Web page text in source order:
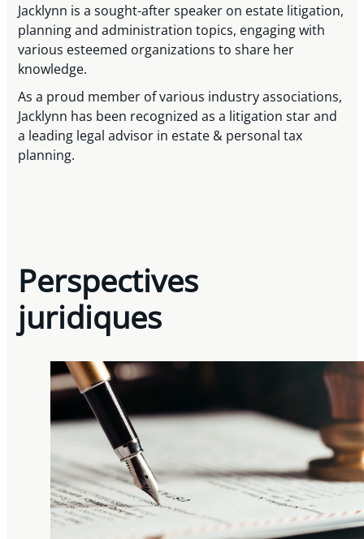
Jacklynn is a sought-after speaker on estate litigation,
planning and administration topics, engaging with
various esteemed organizations to share her
knowledge.
As a proud member of various industry associations,
Jacklynn has been recognized as a litigation star and
a leading legal advisor in estate & personal tax
planning.
Perspectives
juridiques